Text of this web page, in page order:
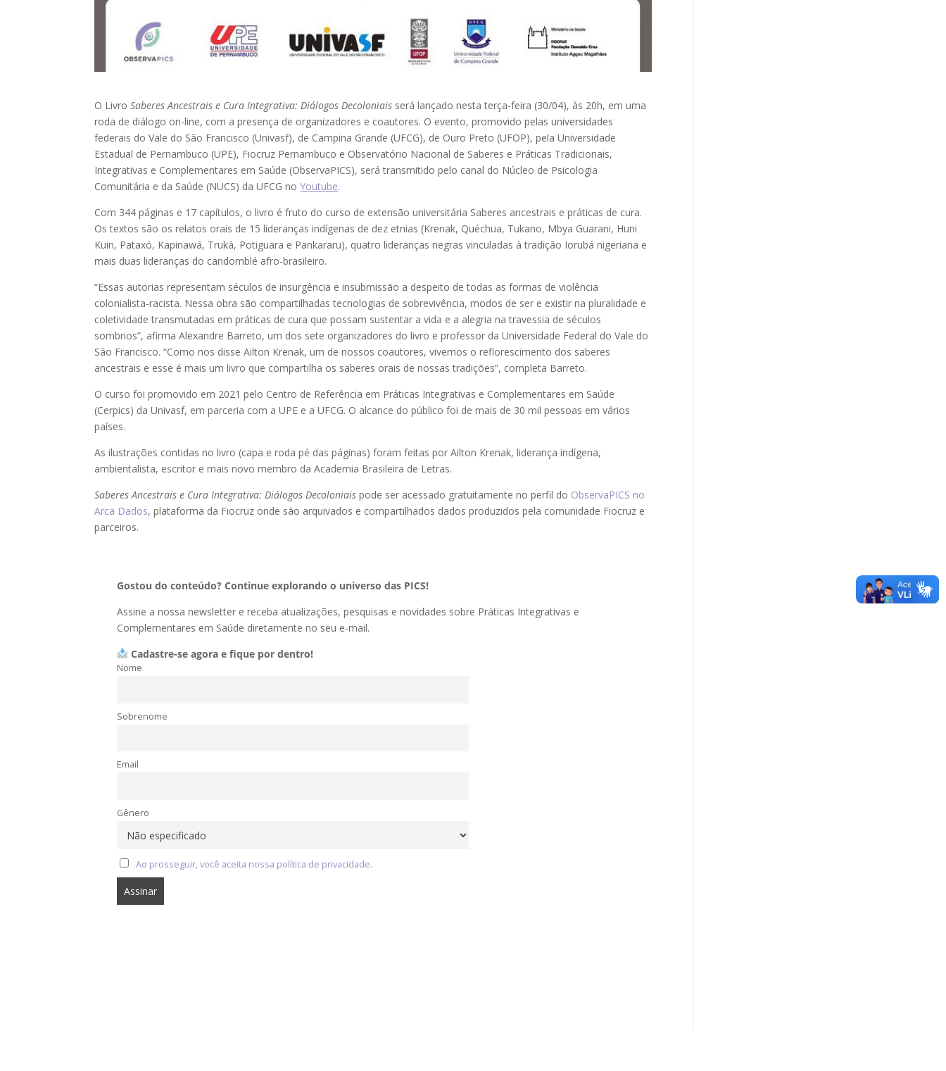
O LivroSaberes Ancestrais e Cura Integrativa: Diálogos Decoloniais será lançado nesta terça-feira (30/04), às 20h, em uma
roda de diálogo on-line, com a presença de organizadores e coautores. O evento, promovido pelas universidades
federais do Vale do São Francisco (Univasf), de Campina Grande (UFCG), de Ouro Preto (UFOP), pela Universidade
Estadual de Pernambuco (UPE), Fiocruz Pernambuco e Observatório Nacional de Saberes e Práticas Tradicionais,
Integrativas e Complementares em Saúde (ObservaPICS), será transmitido pelo canal do Núcleo de Psicologia
Comunitária e da Saúde (NUCS) da UFCG noYoutube.
Com 344 páginas e 17 capítulos, o livro é fruto do curso de extensão universitária Saberes ancestrais e práticas de cura.
Os textos são os relatos orais de 15 lideranças indígenas de dez etnias (Krenak, Quéchua, Tukano, Mbya Guarani, Huni
Kuin, Pataxó, Kapinawá, Truká, Potiguara e Pankararu), quatro lideranças negras vinculadas à tradição Iorubá nigeriana e
mais duas lideranças do candomblé afro-brasileiro.
“Essas autorias representam séculos de insurgência e insubmissão a despeito de todas as formas de violência
colonialista-racista. Nessa obra são compartilhadas tecnologias de sobrevivência, modos de ser e existir na pluralidade e
coletividade transmutadas em práticas de cura que possam sustentar a vida e a alegria na travessia de séculos
sombrios”, afirma Alexandre Barreto, um dos sete organizadores do livro e professor da Universidade Federal do Vale do
São Francisco. “Como nos disse Ailton Krenak, um de nossos coautores, vivemos o reflorescimento dos saberes
ancestrais e esse é mais um livro que compartilha os saberes orais de nossas tradições”, completa Barreto.
O curso foi promovido em 2021 pelo Centro de Referência em Práticas Integrativas e Complementares em Saúde
(Cerpics) da Univasf, em parceria com a UPE e a UFCG. O alcance do público foi de mais de 30 mil pessoas em vários
países.
As ilustrações contidas no livro (capa e roda pé das páginas) foram feitas por Ailton Krenak, liderança indígena,
ambientalista, escritor e mais novo membro da Academia Brasileira de Letras.
Saberes Ancestrais e Cura Integrativa: Diálogos Decoloniais pode ser acessado gratuitamente no perfil do ObservaPICS no
Arca Dados, plataforma da Fiocruz onde são arquivados e compartilhados dados produzidos pela comunidade Fiocruz e
parceiros.
Gostou do conteúdo? Continue explorando o universo das PICS!
Assine a nossa newsletter e receba atualizações, pesquisas e novidades sobre Práticas Integrativas e
Complementares em Saúde diretamente no seu e-mail.
Cadastre-se agora e fique por dentro!
Nome
Sobrenome
Email
Gênero
Ao prosseguir, você aceita nossa política de privacidade.